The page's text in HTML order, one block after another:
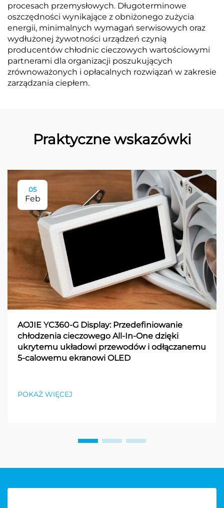
procesach przemysłowych. Długoterminowe
oszczędności wynikające z obniżonego zużycia
energii, minimalnych wymagań serwisowych oraz
wydłużonej żywotności urządzeń czynią
producentów chłodnic cieczowych wartościowymi
partnerami dla organizacji poszukujących
zrównoważonych i opłacalnych rozwiązań w zakresie
zarządzania ciepłem.
Praktyczne wskazówki
05
Feb
AOJIE YC360-G Display: Przedefiniowanie
chłodzenia cieczowego All-In-One dzięki
ukrytemu układowi przewodów i odłączanemu
5-calowemu ekranowi OLED
POKAŻ WIĘCEJ